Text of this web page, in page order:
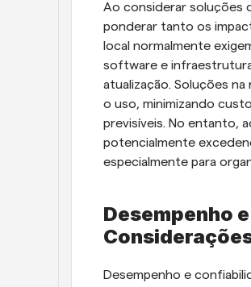
Ao considerar soluções
ponderar tanto os
local normalmente
software e
atualização. Soluções
o uso, minimizando
previsíveis. No entanto,
potencialmente
especialmente para
Desempenho
Desempenho e